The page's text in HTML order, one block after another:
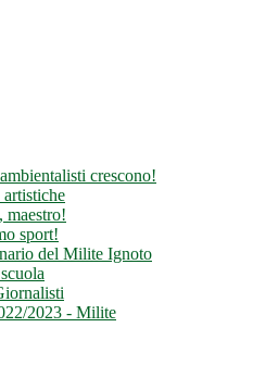
crescono!
maestro!
sport!
del Milite Ignoto
2023 - Milite